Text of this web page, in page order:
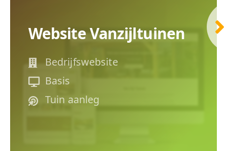
Website Vanzijltuinen
Bedrijfswebsite
Basis
Tuin aanleg
Veilig &
Wees gerust. Uw klantgegevens zijn